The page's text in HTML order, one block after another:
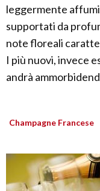
leggermente
supportati da
note floreali
I più nuovi, invece
andrà
Champagne Francese